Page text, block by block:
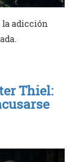
la adicción
Thiel: